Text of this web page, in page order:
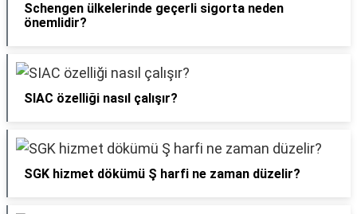
Schengen ülkelerinde geçerli sigorta neden
önemlidir?
SIAC özelliği nasıl çalışır?
SGK hizmet dökümü Ş harfi ne zaman düzelir?